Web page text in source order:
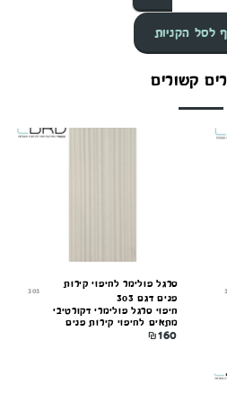
לסל הקניות
קשורים
סרגל פולימר לחיפוי קירות
פנים דגם 303
303
חיפוי סרגל פולימרי דקורטיבי
מתאים לחיפוי קירות פנים
₪160